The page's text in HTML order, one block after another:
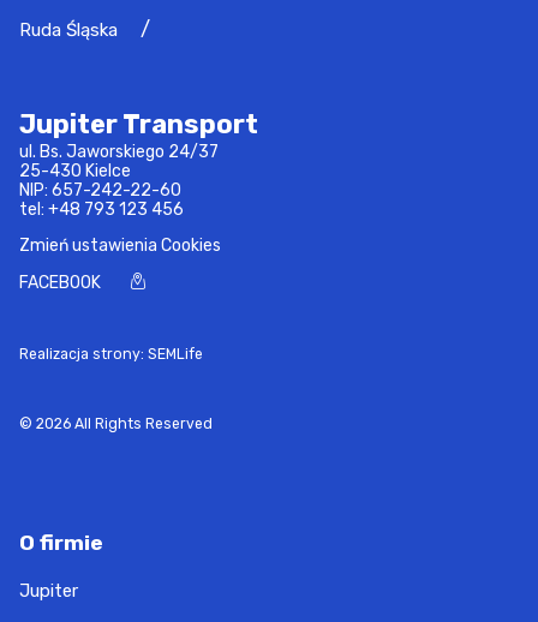
Ruda Śląska
Jupiter Transport
ul. Bs. Jaworskiego 24/37
25-430 Kielce
NIP: 657-242-22-60
tel: +48 793 123 456
Zmień ustawienia Cookies
FACEBOOK
Realizacja strony: SEMLife
© 2026 All Rights Reserved
O firmie
Jupiter